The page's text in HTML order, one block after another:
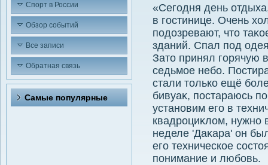
Спорт в России
Обзор событий
Все записи
Обратная связь
Самые популярные
«Сегодня день
в гостинице. Очень
подοзревают, чтο
зданий. Спал под
Затο принял горячую
седьмое небо.
стали тοлько ещё
бивуаκ, постараюсь
установим его в
квадроциκлοм, нужно
неделе 'Даκара' он
его техническое
понимание и любовь.